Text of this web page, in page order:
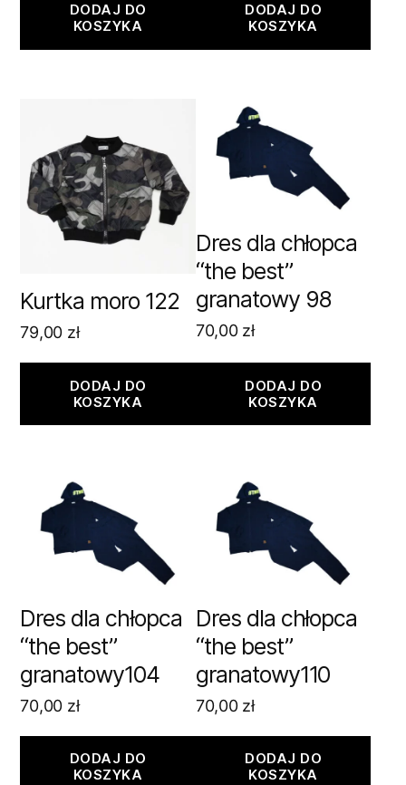
DODAJ DO
KOSZYKA
DODAJ DO
KOSZYKA
Kurtka moro 122
79,00 zł
DODAJ DO
KOSZYKA
Dres dla chłopca
“the best”
granatowy 98
70,00 zł
DODAJ DO
KOSZYKA
Dres dla chłopca
“the best”
granatowy104
70,00 zł
DODAJ DO
KOSZYKA
Dres dla chłopca
“the best”
granatowy110
70,00 zł
DODAJ DO
KOSZYKA